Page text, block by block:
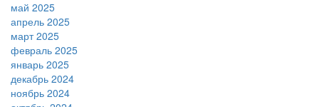
май 2025
апрель 2025
март 2025
февраль 2025
январь 2025
декабрь 2024
ноябрь 2024